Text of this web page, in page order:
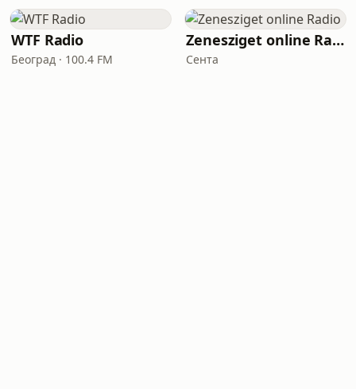
WTF Radio
Београд · 100.4 FM
Zenesziget online Radio
Сента